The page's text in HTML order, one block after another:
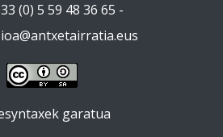
(0) 5 59 48 36 65 -
garatua